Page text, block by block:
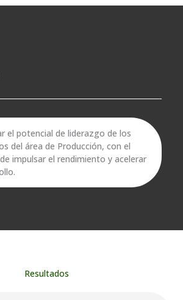
el potencial de liderazgo de los
del área de Producción, con el
impulsar el rendimiento y acelerar
Resultados